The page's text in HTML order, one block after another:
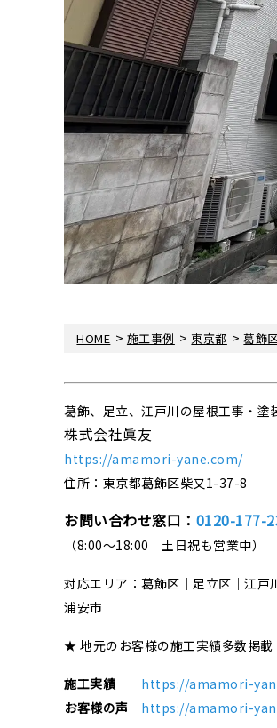
HOME > 施工事例 > 東京都 >葛飾
葛飾、足立、江戸川の屋根工事・
株式会社眞友
https://amamori-yane.com/
住所：東京都葛飾区柴又1-37-8
お問い合わせ窓口： 0120-177-
（8:00～18:00 土日祝も営業中）
対応エリア：葛飾区｜足立区｜江
浦安市
★ 地元のお客様の施工実績多数掲載
施工実績
https://amamori-
お客様の声
https://amamori-